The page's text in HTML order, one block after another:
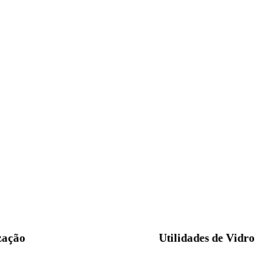
Utilidades de Vidro